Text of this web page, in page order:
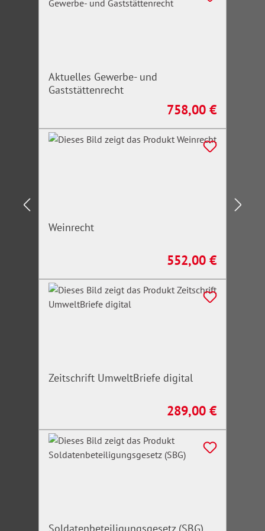
Aktuelles Gewerbe- und
Gaststättenrecht
Regulärer Preis:
758,00 €
Weinrecht
Regulärer Preis:
552,00 €
Zeitschrift UmweltBriefe digital
Regulärer Preis:
289,00 €